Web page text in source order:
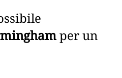
per un